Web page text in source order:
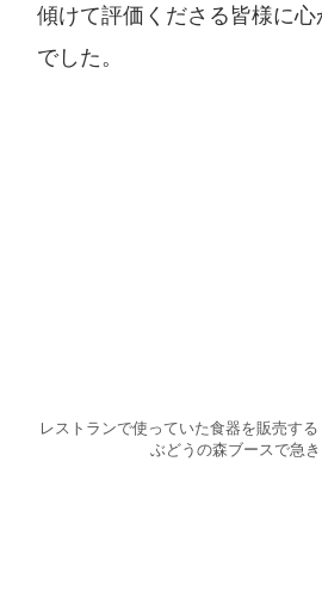
傾けて評価くださる皆様に
でした。
レストランで使っていた食器を販売する
ぶどうの森ブースで急き